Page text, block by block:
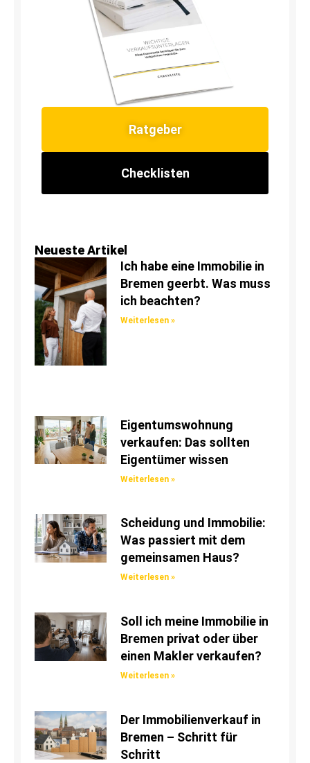
Ratgeber
Checklisten
Neueste Artikel
Ich habe eine Immobilie in
Bremen geerbt. Was muss
ich beachten?
Weiterlesen »
Eigentumswohnung
verkaufen: Das sollten
Eigentümer wissen
Weiterlesen »
Scheidung und Immobilie:
Was passiert mit dem
gemeinsamen Haus?
Weiterlesen »
Soll ich meine Immobilie in
Bremen privat oder über
einen Makler verkaufen?
Weiterlesen »
Der Immobilienverkauf in
Bremen – Schritt für
Schritt